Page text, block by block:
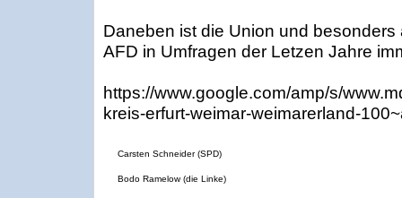
Daneben ist die Union und besonders
AFD in Umfragen der Letzen Jahre
https://www.google.com/amp/s/
kreis-erfurt-weimar-weimarerland-
Carsten Schneider (SPD)
Bodo Ramelow (die Linke)